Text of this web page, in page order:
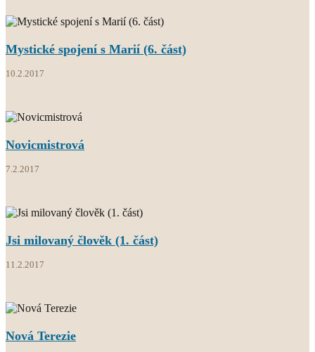
Mystické spojení s Marií (6. část)
10.2.2017
Novicmistrová
7.2.2017
Jsi milovaný člověk (1. část)
11.2.2017
Nová Terezie